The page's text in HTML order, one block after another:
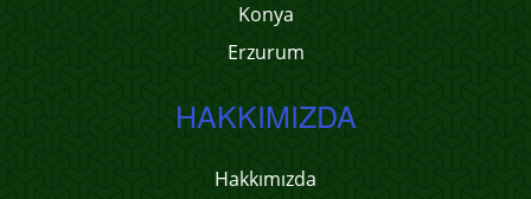
Konya
Erzurum
HAKKIMIZDA
Hakkımızda